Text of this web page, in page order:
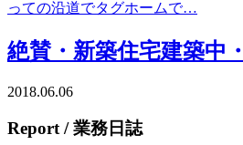
っての沿道でタグホームで…
絶賛・新築住宅建築中
2018.06.06
Report/ 業務日誌